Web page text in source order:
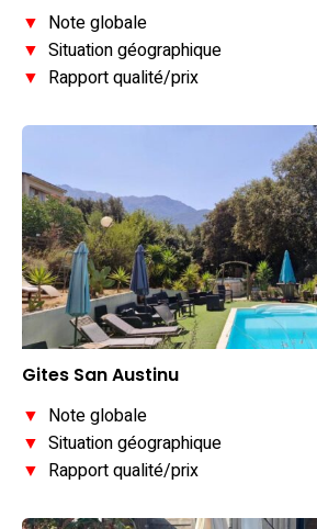
▼ Note globale
▼ Situation géographique
▼ Rapport qualité/prix
Gites San Austinu
▼ Note globale
▼ Situation géographique
▼ Rapport qualité/prix